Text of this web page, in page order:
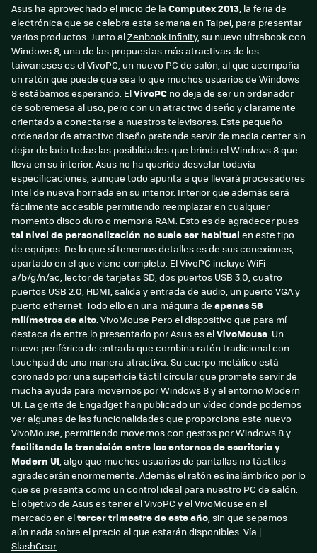
Asus ha aprovechado el inicio de la Computex 2013, la feria de
electrónica que se celebra esta semana en Taipei, para presentar
varios productos. Junto alZenbook Infinity, su nuevo ultrabook con
Windows 8, una de las propuestas más atractivas de los
taiwaneses es el VivoPC, un nuevo PC de salón, al que acompaña
un ratón que puede que sea lo que muchos usuarios de Windows
8 estábamos esperando. ElVivoPC no deja de ser un ordenador
de sobremesa al uso, pero con un atractivo diseño y claramente
orientado a conectarse a nuestros televisores. Este pequeño
ordenador de atractivo diseño pretende servir de media center sin
dejar de lado todas las posiblidades que brinda el Windows 8 que
lleva en su interior. Asus no ha querido desvelar todavía
especificaciones, aunque todo apunta a que llevará procesadores
Intel de nueva hornada en su interior. Interior que además será
fácilmente accesible permitiendo reemplazar en cualquier
momento disco duro o memoria RAM. Esto es de agradecer pues
tal nivel de personalización no suele ser habitual en este tipo
de equipos. De lo que sí tenemos detalles es de sus conexiones,
apartado en el que viene completo. El VivoPC incluye WiFi
a/b/g/n/ac, lector de tarjetas SD, dos puertos USB 3.0, cuatro
puertos USB 2.0, HDMI, salida y entrada de audio, un puerto VGA y
puerto ethernet. Todo ello en una máquina de apenas 56
milímetros de alto. VivoMouse Pero el dispositivo que para mí
destaca de entre lo presentado por Asus es elVivoMouse. Un
nuevo periférico de entrada que combina ratón tradicional con
touchpad de una manera atractiva. Su cuerpo metálico está
coronado por una superficie táctil circular que promete servir de
mucha ayuda para movernos por Windows 8 y el entorno Modern
UI. La gente de Engadget han publicado un vídeo donde podemos
ver algunas de las funcionalidades que proporciona este nuevo
VivoMouse, permitiendo movernos con gestos por Windows 8 y
facilitando la transición entre los entornos de escritorio y
Modern UI, algo que muchos usuarios de pantallas no táctiles
agradecerán enormemente. Además el ratón es inalámbrico por lo
que se presenta como un control ideal para nuestro PC de salón.
El objetivo de Asus es tener el VivoPC y el VivoMouse en el
mercado en eltercer trimestre de este año, sin que sepamos
aún nada sobre el precio al que estarán disponibles. Vía |
SlashGear